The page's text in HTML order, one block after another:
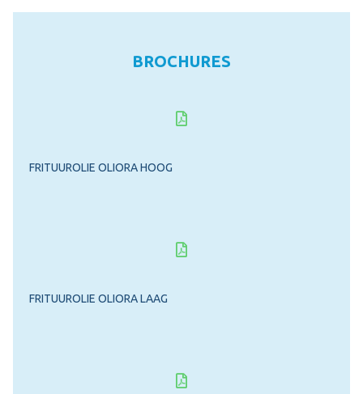
BROCHURES
FRITUUROLIE OLIORA HOOG
FRITUUROLIE OLIORA LAAG